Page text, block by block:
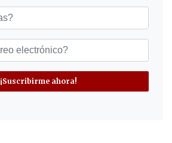
¡Suscribirme ahora!